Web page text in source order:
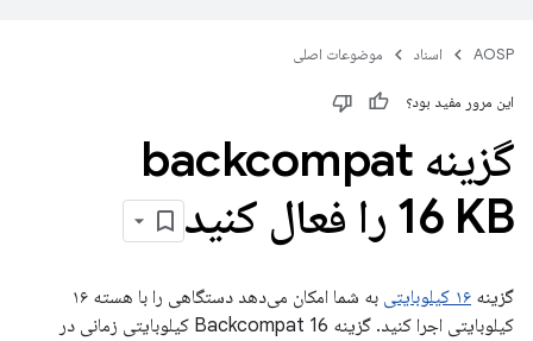
AOSP اسناد موضوعات اصلی
این مرور مفید بود؟
گزینه backcompat
16 KB را فعال کنید
گزینه ۱۶ کیلوبایتی
به شما امکان می‌دهد دستگاهی را با هسته ۱۶
کیلوبایتی اجرا کنید. گزینه Backcompat 16 کیلوبایتی زمانی در